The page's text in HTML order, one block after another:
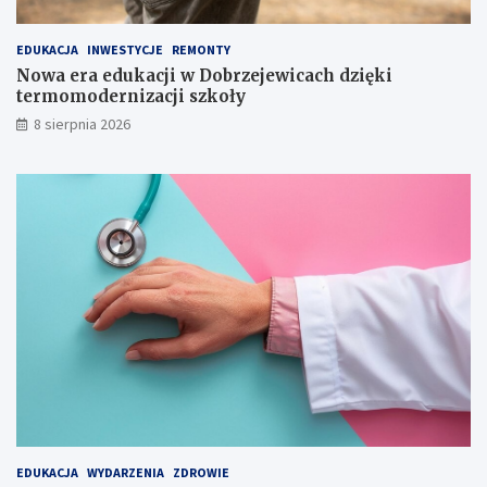
r
d
z
i
n
EDUKACJA INWESTYCJE REMONTY
Nowa era edukacji w Dobrzejewicach dzięki
termomodernizacji szkoły
8 sierpnia 2026
EDUKACJA WYDARZENIA ZDROWIE